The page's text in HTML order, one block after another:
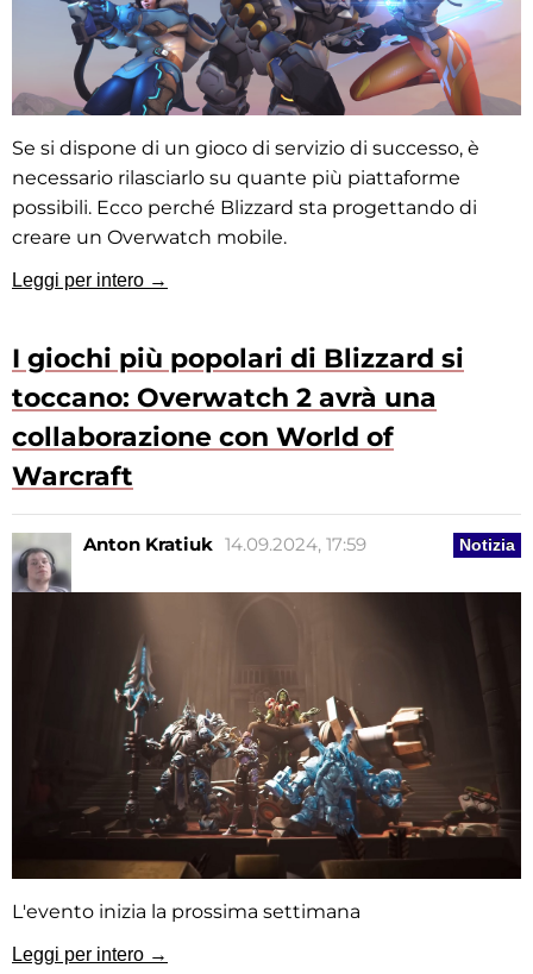
Se si dispone di un gioco di servizio di successo, è
necessario rilasciarlo su quante più piattaforme
possibili. Ecco perché Blizzard sta progettando di
creare un Overwatch mobile.
Leggi per intero →
I giochi più popolari di Blizzard si
toccano: Overwatch 2 avrà una
collaborazione con World of
Warcraft
Notizia
Anton Kratiuk 14.09.2024, 17:59
L'evento inizia la prossima settimana
Leggi per intero →